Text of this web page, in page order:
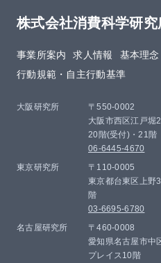
株式会社消費科学研究
事業所案内 求人情報
基本理
行動規範・自主行動基準
大阪研究所
〒550-0002
大阪市西区江戸
20階(受付)・21階
06-6445-4670
東京研究所
〒110-0005
東京都台東区上
階
03-6695-6780
名古屋研究所
〒460-0008
愛知県名古屋市
プレイス10階